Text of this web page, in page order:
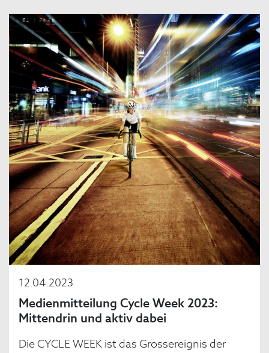
12.04.2023
Medienmitteilung Cycle Week 2023:
Mittendrin und aktiv dabei
Die CYCLE WEEK ist das Grossereignis der